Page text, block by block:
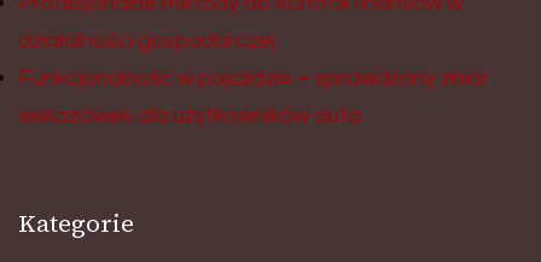
działalności gospodarczej
Funkcjonalność w pojeździe – sprawdzony zbiór
wskazówek dla użytkowników auta
Kategorie